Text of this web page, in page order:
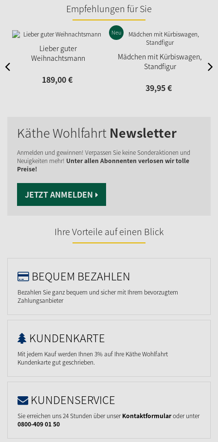
Empfehlungen für Sie
Lieber guter
Weihnachtsmann
189,00€
Mädchen mit Kürbiswagen,
Standfigur
Neu
39,95€
Käthe Wohlfahrt Newsletter
Anmelden und gewinnen! Verpassen Sie keine Sonderaktionen und
Neuigkeiten mehr! Unter allen Abonnenten verlosen wir tolle
Preise!
JETZT ANMELDEN
Ihre Vorteile auf einen Blick
BEQUEM BEZAHLEN
Bezahlen Sie ganz bequem und sicher mit Ihrem bevorzugtem
Zahlungsanbieter
KUNDENKARTE
Mit jedem Kauf werden Ihnen 3% auf Ihre Käthe Wohlfahrt
Kundenkarte gut geschrieben.
KUNDENSERVICE
Sie erreichen uns 24 Stunden über unserKontaktformularoder unter
0800-409 01 50